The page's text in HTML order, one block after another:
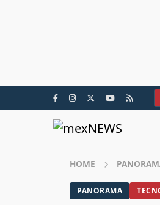
HOME
PANORAMA